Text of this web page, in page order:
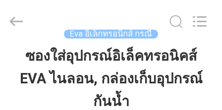
บ้าน
Industrial
Group
Eva อิเล็กทรอนิกส์ กรณี
ซองใส่อุปกรณ์อิเล็คทรอนิคส์
EVA ไนลอน, กล่องเก็บอุปกรณ์
กันน้ำ